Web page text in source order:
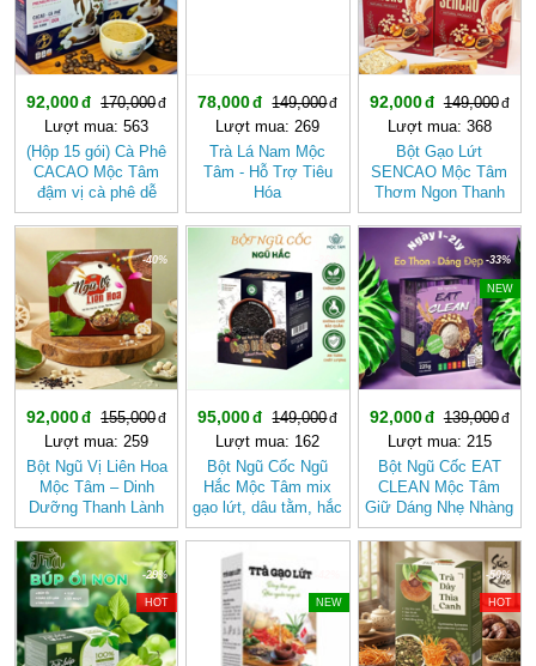
92,000
170,000
Lượt mua: 563
(Hộp 15 gói) Cà Phê
CACAO Mộc Tâm
đậm vị cà phê dễ
uống
78,000
149,000
Lượt mua: 269
Trà Lá Nam Mộc
Tâm - Hỗ Trợ Tiêu
Hóa
92,000
149,000
Lượt mua: 368
Bột Gạo Lứt
SENCAO Mộc Tâm
Thơm Ngon Thanh
Nhẹ, Phù Hợp Ăn
Kiêng
-40%
92,000
155,000
Lượt mua: 259
Bột Ngũ Vị Liên Hoa
Mộc Tâm – Dinh
Dưỡng Thanh Lành
Từ Gạo Lứt Và Hạt
Sen
-36%
95,000
149,000
Lượt mua: 162
Bột Ngũ Cốc Ngũ
Hắc Mộc Tâm mix
gạo lứt, dâu tằm, hắc
kỷ tử, mè đen, đậu
đen
-33%
NEW
92,000
139,000
Lượt mua: 215
Bột Ngũ Cốc EAT
CLEAN Mộc Tâm
Giữ Dáng Nhẹ Nhàng
Theo Cách Tự Nhiên
-29%
HOT NEW
-50%
HOT